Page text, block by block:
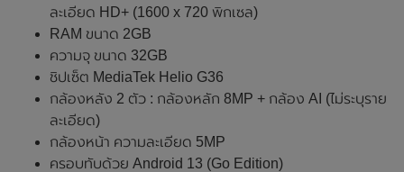
ละเอียด HD+ (1600 x 720 พิกเซล)
RAM ขนาด 2GB
ความจุ ขนาด 32GB
ชิปเซ็ต MediaTek Helio G36
กล้องหลัง 2 ตัว : กล้องหลัก 8MP + กล้อง AI (ไม่ระบุราย
ละเอียด)
กล้องหน้า ความละเอียด 5MP
ครอบทับด้วย Android 13 (Go Edition)